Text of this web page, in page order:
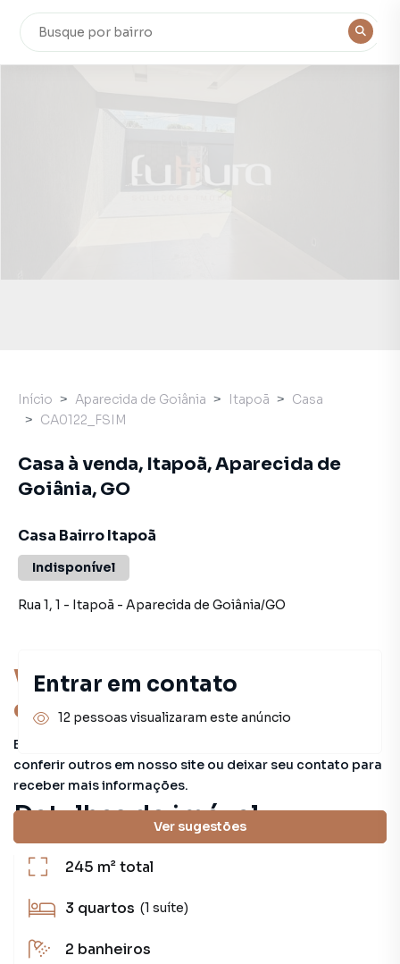
Você pode encontrar novas
oportunidades!
Este imóvel não está mais disponível, mas você pode
conferir outros em nosso site ou deixar seu contato para
receber mais informações.
Ver sugestões
Detalhes do imóvel
245 m²total
3 quartos (1 suíte)
2 banheiros
Início Aparecida de Goiânia Itapoã
Casa
CA0122_FSIM
Casa à venda, Itapoã, Aparecida de
Goiânia, GO
Casa Bairro Itapoã
Indisponível
Rua 1, 1 - Itapoã - Aparecida de Goiânia/GO
Entrar em contato
12 pessoas visualizaram este anúncio